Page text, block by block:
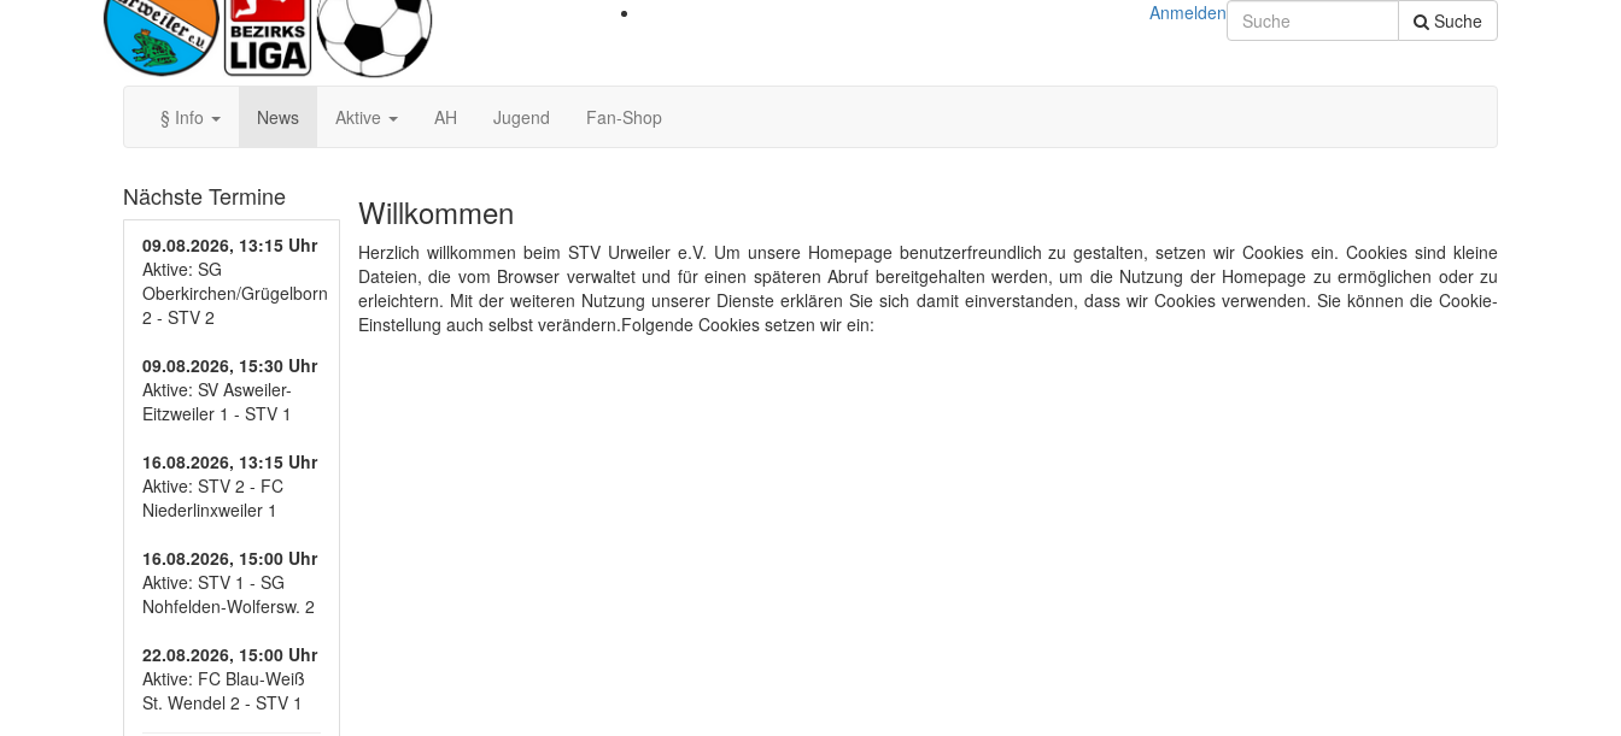
Suche
Anmelden
§ Info News Aktive AH Jugend Fan-Shop
Nächste Termine
09.08.2026, 13:15 Uhr
Aktive: SG
Oberkirchen/Grügelborn
2 - STV 2
09.08.2026, 15:30 Uhr
Aktive: SV Asweiler-
Eitzweiler 1 - STV 1
16.08.2026, 13:15 Uhr
Aktive: STV 2 - FC
Niederlinxweiler 1
16.08.2026, 15:00 Uhr
Aktive: STV 1 - SG
Nohfelden-Wolfersw. 2
22.08.2026, 15:00 Uhr
Aktive: FC Blau-Weiß
St. Wendel 2 - STV 1
Willkommen
Herzlich willkommen beim STV Urweiler e.V. Um unsere Homepage benutzerfreundlich zu gestalten, setzen wir Cookies ein. Cookies sind kleine
Dateien, die vom Browser verwaltet und für einen späteren Abruf bereitgehalten werden, um die Nutzung der Homepage zu ermöglichen oder zu
erleichtern. Mit der weiteren Nutzung unserer Dienste erklären Sie sich damit einverstanden, dass wir Cookies verwenden. Sie können die Cookie-
Einstellung auch selbst verändern.Folgende Cookies setzen wir ein: